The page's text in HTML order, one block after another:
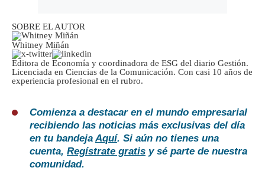
SOBRE EL AUTOR
Whitney Miñán
Editora de Economía y coordinadora de ESG del diario Gestión.
Licenciada en Ciencias de la Comunicación. Con casi 10 años de
experiencia profesional en el rubro.
Comienza a destacar en el mundo empresarial
recibiendo las noticias más exclusivas del día
en tu bandejaAquí. Si aún no tienes una
cuenta, Regístrate gratis y sé parte de nuestra
comunidad.